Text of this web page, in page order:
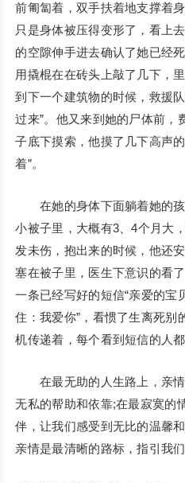
前匍匐着，双手扶着地支撑着
只是身体被压得变形了，看上
的空隙伸手进去确认了她已经
用撬棍在在砖头上敲了几下，
到下一个建筑物的时候，救援
过来”。他又来到她的尸体前，
子底下摸索，他摸了几下高声
着”。
在她的身体下面躺着她的孩
小被子里，大概有3、4个月大
发未伤，抱出来的时候，他还
塞在被子里，医生下意识的看
一条已经写好的短信“亲爱的宝
住：我爱你”，看惯了生离死别
机传递着，每个看到短信的人都
在最无助的人生路上，亲情
无私的帮助和依靠;在最寂寞的
伴，让我们感受到无比的温馨
亲情是最清晰的路标，指引我